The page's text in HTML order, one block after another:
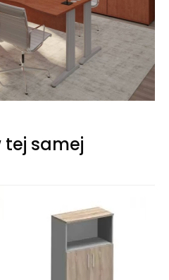
tej samej